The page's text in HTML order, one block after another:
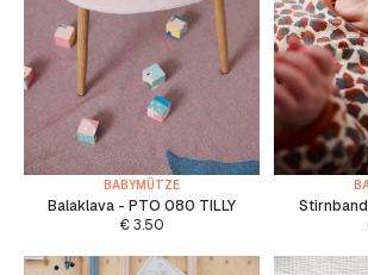
BABYMÜTZE
Balaklava - PTO 080 TILLY
€3.50